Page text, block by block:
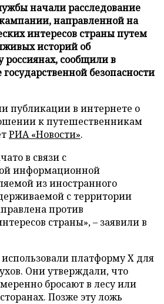
начали расследование
направленной на
интересов страны путем
историй об
россиянах, сообщили в
безопасности
публикации в интернете о
к путешественникам
РИА «Новости».
в связи с
информационной
из иностранного
с территории
против
страны», – заявили в
платформу X для
Они утверждали, что
бросают в лесу или
Позже эту ложь